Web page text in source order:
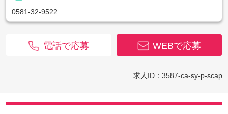
0581-32-9522
WEBで応募
電話で応募
求人ID：3587-ca-sy-p-scap